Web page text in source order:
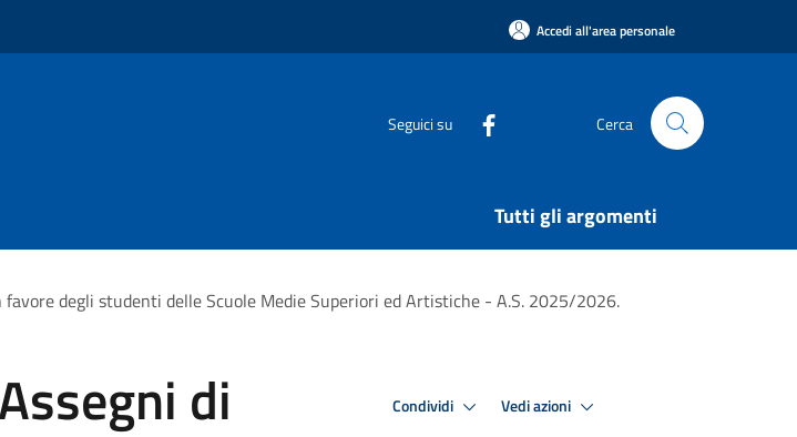
Accedi all'area personale
Seguici su Cerca
Tutti gli argomenti
degli studenti delle Scuole Medie Superiori ed Artistiche - A.S. 2025/2026.
di Condividi Vedi azioni